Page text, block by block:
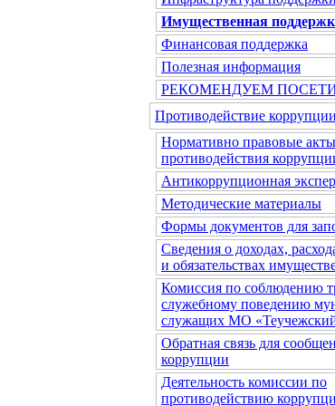
Имущественная
Финансовая поддержка
Полезная информация
РЕКОМЕНДУЕМ
Противодействие коррупции
Нормативно правовые
противодействия
Антикоррупционная
Методические материалы
Формы документов для
Сведения о доходах,
и обязательствах
Комиссия по соблюдению
служебному поведению
служащих МО
Обратная связь для
коррупции
Деятельность комиссии по
противодействию